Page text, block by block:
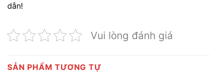
dẫn!
Vui lòng đánh giá
SẢN PHẨM TƯƠNG TỰ